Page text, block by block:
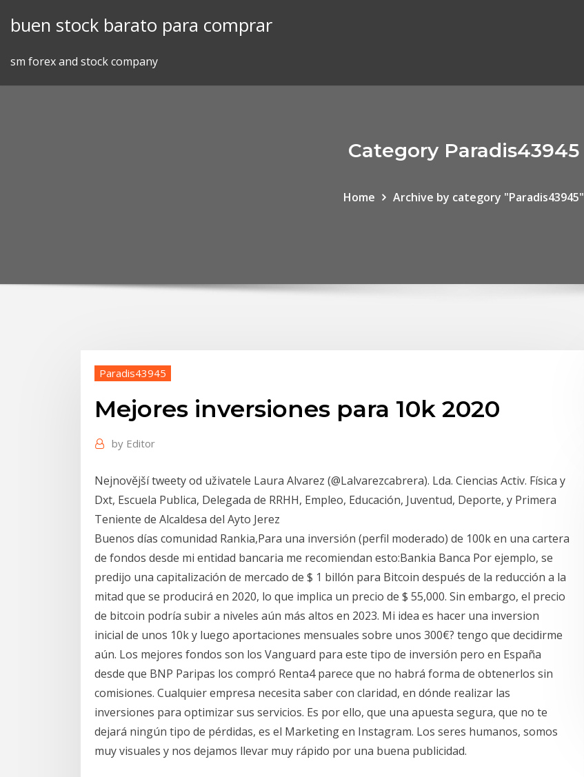
buen stock barato para comprar
sm forex and stock company
Category Paradis43945
Home Archive by category "Paradis43945"
Paradis43945
Mejores inversiones para 10k 2020
by Editor
Nejnovější tweety od uživatele Laura Alvarez (@Lalvarezcabrera). Lda. Ciencias Activ. Física y
Dxt, Escuela Publica, Delegada de RRHH, Empleo, Educación, Juventud, Deporte, y Primera
Teniente de Alcaldesa del Ayto Jerez
Buenos días comunidad Rankia,Para una inversión (perfil moderado) de 100k en una cartera
de fondos desde mi entidad bancaria me recomiendan esto:Bankia Banca Por ejemplo, se
predijo una capitalización de mercado de $ 1 billón para Bitcoin después de la reducción a la
mitad que se producirá en 2020, lo que implica un precio de $ 55,000. Sin embargo, el precio
de bitcoin podría subir a niveles aún más altos en 2023. Mi idea es hacer una inversion
inicial de unos 10k y luego aportaciones mensuales sobre unos 300€? tengo que decidirme
aún. Los mejores fondos son los Vanguard para este tipo de inversión pero en España
desde que BNP Paripas los compró Renta4 parece que no habrá forma de obtenerlos sin
comisiones. Cualquier empresa necesita saber con claridad, en dónde realizar las
inversiones para optimizar sus servicios. Es por ello, que una apuesta segura, que no te
dejará ningún tipo de pérdidas, es el Marketing en Instagram. Los seres humanos, somos
muy visuales y nos dejamos llevar muy rápido por una buena publicidad.